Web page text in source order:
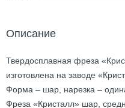
Описание
Твердосплавная фреза
изготовлена на заводе
Форма – шар, нарезка –
Фреза «Кристалл» шар,